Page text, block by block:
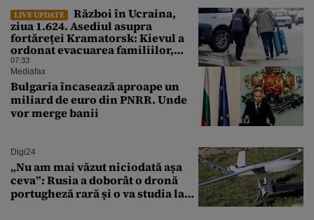
LIVE UPDATE
Război în Ucraina,
ziua 1.624. Asediul asupra
fortăreței Kramatorsk: Kievul a
ordonat evacuarea familiilor,
rușii sunt la 20 de km de oraș
07:33
Mediafax
Bulgaria încasează aproape un
miliard de euro din PNRR. Unde
vor merge banii
Digi24
„Nu am mai văzut niciodată așa
ceva”: Rusia a doborât o dronă
portugheză rară și o va studia la